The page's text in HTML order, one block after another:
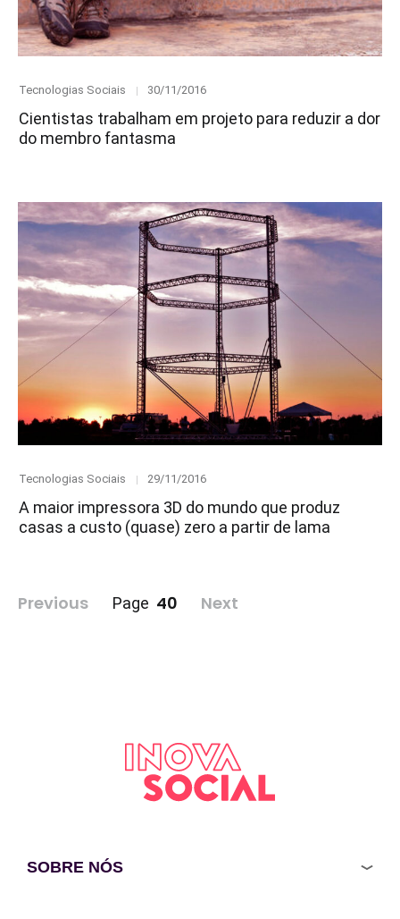
Category
Tecnologias Sociais
Posted
30/11/2016
Cientistas trabalham em projeto para reduzir a dor
do membro fantasma
Category
Tecnologias Sociais
Posted
29/11/2016
A maior impressora 3D do mundo que produz
casas a custo (quase) zero a partir de lama
Paginação
Previous Page 40 Next
SOBRE NÓS